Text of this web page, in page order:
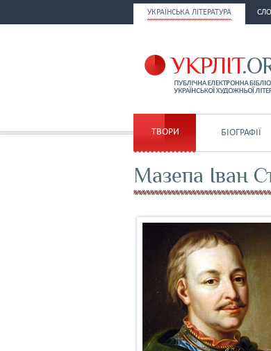
УКРАЇНСЬКА ЛІТЕРАТУРА
ТВОРИ БІОГРАФІЇ
Мазепа Іван